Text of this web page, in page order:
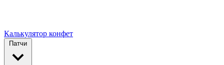
Калькулятор конфет
Патчи